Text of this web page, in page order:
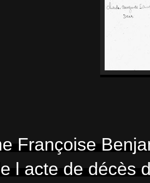
Françoise
l acte de décès